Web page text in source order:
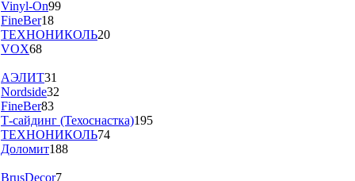
Vinyl-On99
FineBer18
ТЕХНОНИКОЛЬ20
VOX68
АЭЛИТ31
Nordside32
FineBer83
Т-сайдинг (Техоснастка)195
ТЕХНОНИКОЛЬ74
Доломит188
BrusDecor7